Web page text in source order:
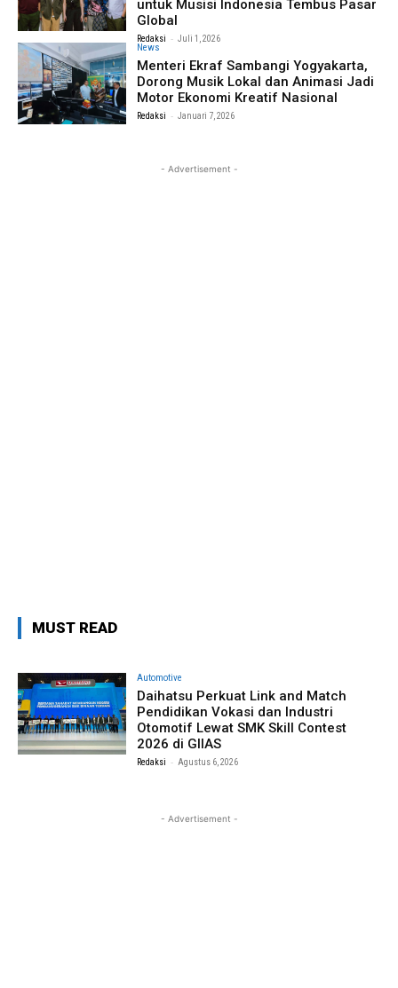
untuk Musisi Indonesia Tembus Pasar
Global
Redaksi - Juli 1, 2026
News
Menteri Ekraf Sambangi Yogyakarta,
Dorong Musik Lokal dan Animasi Jadi
Motor Ekonomi Kreatif Nasional
Redaksi - Januari 7, 2026
- Advertisement -
MUST READ
Automotive
Daihatsu Perkuat Link and Match
Pendidikan Vokasi dan Industri
Otomotif Lewat SMK Skill Contest
2026 di GIIAS
Redaksi - Agustus 6, 2026
- Advertisement -